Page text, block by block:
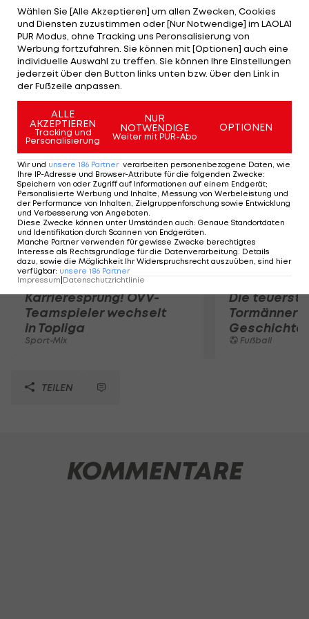
beseitigen. "Wir sind nicht berühmt für Strände
und Meer, aber die Stimmung wird genial sein", so
Vettel. Der lediglich 50 Kilometer enfernt
aufgewachsene Heppenheimer (100 Punkte)
möchte zu Hause Alonso (129/Ferrari) und Red-Bull-
Kollege Webber (116) wieder näher kommen.
Mehr zum Thema
Karrieresprung! ÖVV-
Teamspieler wechselt
in Topliga
Sport-Mix
Die
Tormänner
Geschichte
Fußball
TEILEN
KOMMENTARE
Wählen Sie [Alle Akzeptieren] um allen Zwecken, Cookies
und Diensten zuzustimmen oder [Nur Notwendige] im LAOLA1
PUR Modus, ohne Tracking uns Peronsalisierung von
Werbung fortzufahren. Sie können mit [Optionen] auch eine
individuelle Auswahl zu treffen. Sie können Ihre Einstellungen
jederzeit über den Button links unten bzw. über den Link in
der Fußzeile anpassen.
ALLE
AKZEPTIEREN
Tracking und
Personalisierung
NUR
NOTWENDIGE
Weiter mit PUR-Abo
OPTIONEN
Wir und unsere 186 Partner verarbeiten personenbezogene Daten, wie
Ihre IP-Adresse und Browser-Attribute für die folgenden Zwecke:
Speichern von oder Zugriff auf Informationen auf einem Endgerät;
Personalisierte Werbung und Inhalte, Messung von Werbeleistung und
der Performance von Inhalten, Zielgruppenforschung sowie Entwicklung
und Verbesserung von Angeboten.
Diese Zwecke können unter Umständen auch: Genaue Standortdaten
und Identifikation durch Scannen von Endgeräten.
Manche Partner verwenden für gewisse Zwecke berechtigtes
Interesse als Rechtsgrundlage für die Datenverarbeitung. Details
dazu, sowie die Möglichkeit Ihr Widerspruchsrecht auszuüben, sind hier
verfügbar: unsere 186 Partner
Impressum Datenschutzrichtlinie